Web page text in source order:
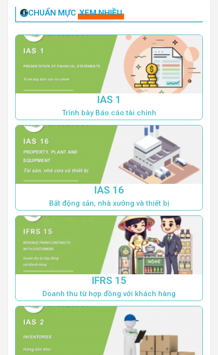
CHUẨN MỰC XEM NHIỀU
IAS 1
Trình bày Báo cáo tài chính
IAS 16
Bất động sản, nhà xưởng và thiết bị
IFRS 15
Doanh thu từ hợp đồng với khách hàng